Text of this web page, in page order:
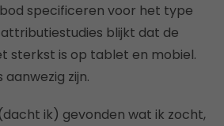
specificeren voor het type
blijkt dat de
sterkst is op tablet en mobiel.
aanwezig zijn.
ik) gevonden wat ik zocht,